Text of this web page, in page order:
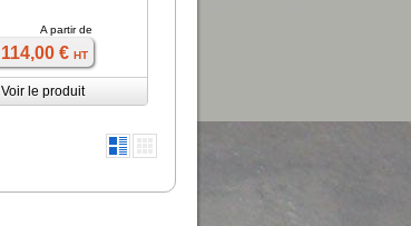
A partir de
114,00 € HT
Voir le produit